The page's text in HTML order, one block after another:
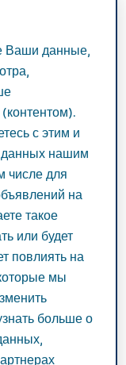
обмену
а отдельные
правил,
.
в
на
.
Ваши данные,
с этим и
данных нашим
числе для
на
такое
или будет
повлиять на
мы
больше о